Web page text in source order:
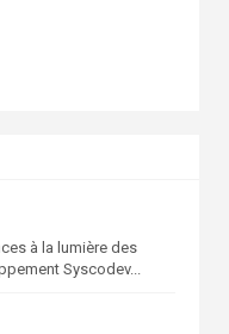
à la lumière des
Syscodev...